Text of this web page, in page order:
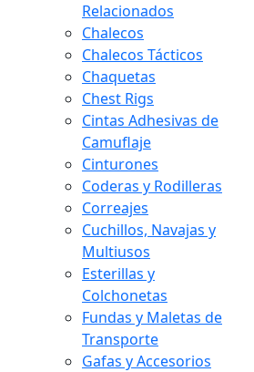
Relacionados
Chalecos
Chalecos Tácticos
Chaquetas
Chest Rigs
Cintas Adhesivas de
Camuflaje
Cinturones
Coderas y Rodilleras
Correajes
Cuchillos, Navajas y
Multiusos
Esterillas y
Colchonetas
Fundas y Maletas de
Transporte
Gafas y Accesorios